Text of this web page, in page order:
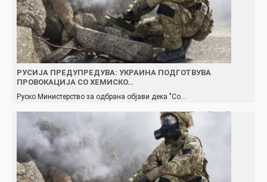
РУСИЈА ПРЕДУПРЕДУВА: УКРАИНА ПОДГОТВУВА
ПРОВОКАЦИЈА СО ХЕМИСКО…
Руско Министерство за одбрана објави дека "Со…